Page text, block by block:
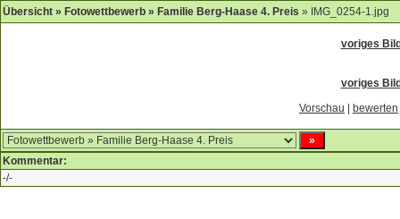
Übersicht » Fotowettbewerb » Familie Berg-Haase 4. Preis » IMG_0254-1.jpg
voriges
voriges
Vorschau
bewerten
Kommentar:
-/-